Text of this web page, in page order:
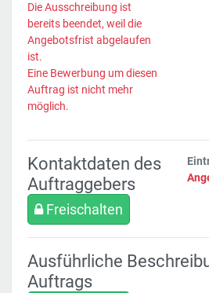
Die Ausschreibung ist
bereits beendet, weil die
Angebotsfrist abgelaufen
ist.
Eine Bewerbung um diesen
Auftrag ist nicht mehr
möglich.
Kontaktdaten des
Auftraggebers
Freischalten
Ausführliche
Auftrags